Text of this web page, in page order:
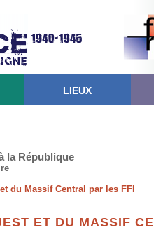
LIEUX
la République
du Massif Central par les FFI
ET DU MASSIF